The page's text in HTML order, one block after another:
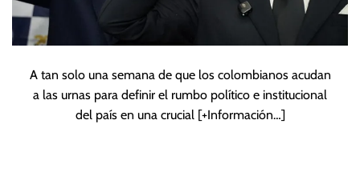
A tan solo una semana de que los colombianos acudan
a las urnas para definir el rumbo político e institucional
del país en una crucial [+Información…]